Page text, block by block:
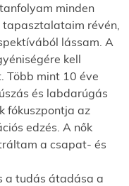
minden
révén,
lássam. A
kell
Több mint 10 éve
és labdarúgás
fókuszpontja az
edzés. A nők
a csapat- és
a tudás átadása a